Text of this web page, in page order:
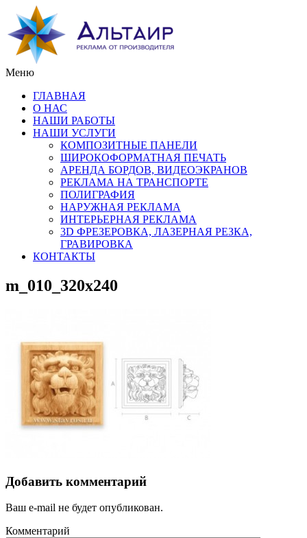
Меню
ГЛАВНАЯ
О НАС
НАШИ РАБОТЫ
НАШИ УСЛУГИ
КОМПОЗИТНЫЕ ПАНЕЛИ
ШИРОКОФОРМАТНАЯ ПЕЧАТЬ
АРЕНДА БОРДОВ, ВИДЕОЭКРАНОВ
РЕКЛАМА НА ТРАНСПОРТЕ
ПОЛИГРАФИЯ
НАРУЖНАЯ РЕКЛАМА
ИНТЕРЬЕРНАЯ РЕКЛАМА
3D ФРЕЗЕРОВКА, ЛАЗЕРНАЯ РЕЗКА,
ГРАВИРОВКА
КОНТАКТЫ
m_010_320x240
Добавить комментарий
Ваш e-mail не будет опубликован.
Комментарий